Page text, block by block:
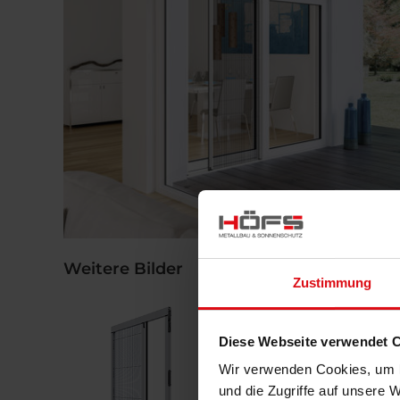
Zustimmung
Diese Webseite verwendet
Wir verwenden Cookies,
und die Zugriffe auf unsere
Weitere Bilder